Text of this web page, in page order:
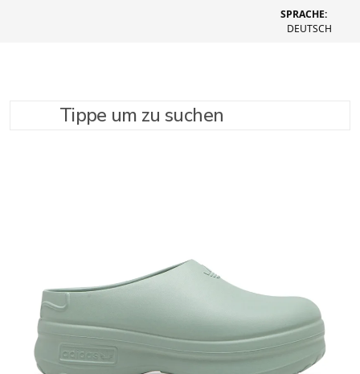
SPRACHE:
DEUTSCH
Tippe um zu suchen